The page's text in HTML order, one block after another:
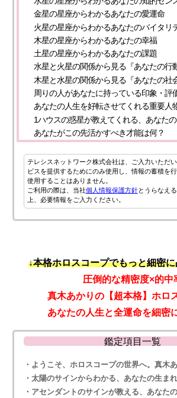
金星の星座からわかるあなたの愛運命
火星の星座からわかるあなたのバイタリ
木星の星座からわかるあなたの幸福
土星の星座からわかるあなたの課題
水星と火星の関係から見る『あなたの行
木星と水星の関係から見る『あなたの社
周りの人があなたに持っている印象・評
あなたの人生を好転させてくれる重要人
1ハウスの惑星が教えてくれる、あなた
あなたがこの先活かすべき才能は何？
テレシスネットワーク株式会社は、ご入力いただ
ビスを提供するためにのみ使用し、情報の蓄積を
使用することはありません。
ご利用の際は、当社個人情報保護方針とうらなえ
上、必要情報をご入力ください。
↓本格ホロスコープでもっと細密
圧倒的な精密度×的中
真木あかりの【超本格】ホロ
あなたの人生と全運命を細密
鑑定項目一覧
・ようこそ、ホロスコープの世界へ。真木
・太陽のサインからわかる、あなたの生ま
・アセンダントのサインが教える、あなた